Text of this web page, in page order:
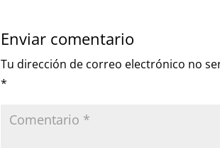
Enviar comentario
Tu dirección de correo electrónico no
*